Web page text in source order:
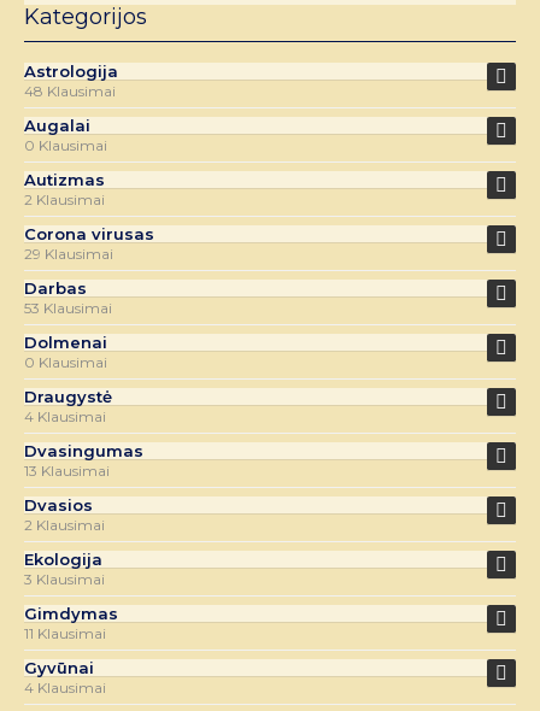
Kategorijos
Astrologija
48 Klausimai
Augalai
0 Klausimai
Autizmas
2 Klausimai
Corona virusas
29 Klausimai
Darbas
53 Klausimai
Dolmenai
0 Klausimai
Draugystė
4 Klausimai
Dvasingumas
13 Klausimai
Dvasios
2 Klausimai
Ekologija
3 Klausimai
Gimdymas
11 Klausimai
Gyvūnai
4 Klausimai